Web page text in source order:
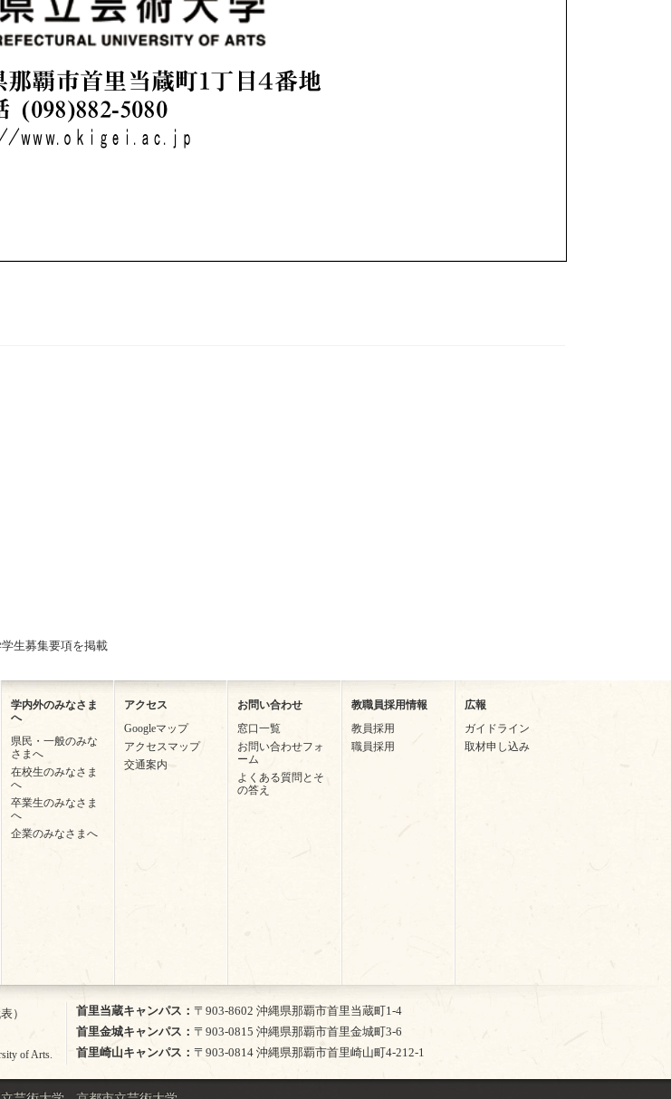
生募集要項を掲載
学内外のみなさま
へ
県民・一般のみな
さまへ
在校生のみなさま
へ
卒業生のみなさま
へ
企業のみなさまへ
アクセス
Googleマップ
アクセスマップ
交通案内
お問い合わせ
窓口一覧
お問い合わせフォ
ーム
よくある質問とそ
の答え
教職員採用情報
教員採用
職員採用
広報
ガイドライン
取材申し込み
）
of Arts.
首里当蔵キャンパス
〒903-8602 沖縄県那覇市首里当蔵町1-4
首里金城キャンパス
〒903-0815 沖縄県那覇市首里金城町3-6
首里崎山キャンパス
〒903-0814 沖縄県那覇市首里崎山町4-212-1